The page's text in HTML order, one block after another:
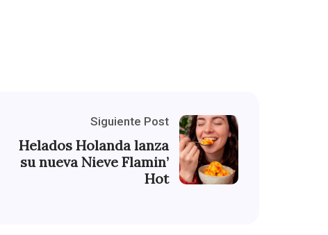
Siguiente Post
Helados Holanda lanza
su nueva Nieve Flamin’
Hot